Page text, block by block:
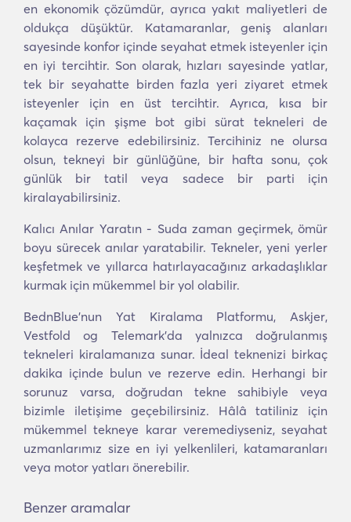
en ekonomik çözümdür, ayrıca yakıt maliyetleri de
oldukça düşüktür. Katamaranlar, geniş alanları
sayesinde konfor içinde seyahat etmek isteyenler için
en iyi tercihtir. Son olarak, hızları sayesinde yatlar,
tek bir seyahatte birden fazla yeri ziyaret etmek
isteyenler için en üst tercihtir. Ayrıca, kısa bir
kaçamak için şişme bot gibi sürat tekneleri de
kolayca rezerve edebilirsiniz. Tercihiniz ne olursa
olsun, tekneyi bir günlüğüne, bir hafta sonu, çok
günlük bir tatil veya sadece bir parti için
kiralayabilirsiniz.
Kalıcı Anılar Yaratın - Suda zaman geçirmek, ömür
boyu sürecek anılar yaratabilir. Tekneler, yeni yerler
keşfetmek ve yıllarca hatırlayacağınız arkadaşlıklar
kurmak için mükemmel bir yol olabilir.
BednBlue'nun Yat Kiralama Platformu, Askjer,
Vestfold og Telemark'da yalnızca doğrulanmış
tekneleri kiralamanıza sunar. İdeal teknenizi birkaç
dakika içinde bulun ve rezerve edin. Herhangi bir
sorunuz varsa, doğrudan tekne sahibiyle veya
bizimle iletişime geçebilirsiniz. Hâlâ tatiliniz için
mükemmel tekneye karar veremediyseniz, seyahat
uzmanlarımız size en iyi yelkenlileri, katamaranları
veya motor yatları önerebilir.
Benzer aramalar